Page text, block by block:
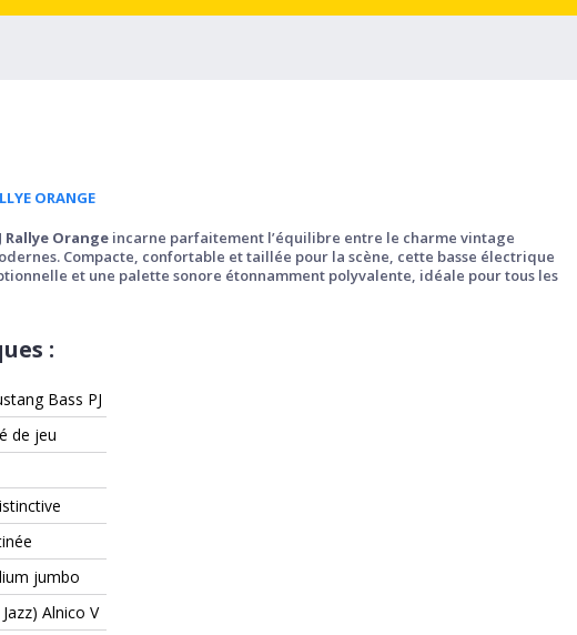
ORANGE
Rallye Orange incarne parfaitement l’équilibre entre le charme vintage
Compacte, confortable et taillée pour la scène, cette basse électrique
et une palette sonore étonnamment polyvalente, idéale pour tous les
:
Bass PJ
de jeu
jumbo
Alnico V